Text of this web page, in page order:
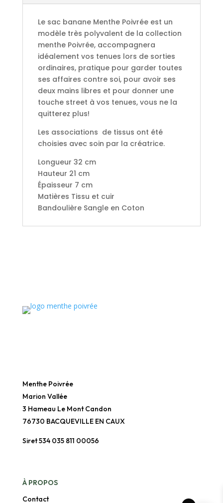
Le sac banane Menthe Poivrée est un
modèle très polyvalent de la collection
menthe Poivrée, accompagnera
idéalement vos tenues lors de sorties
ordinaires, pratique pour garder toutes
ses affaires contre soi, pour avoir ses
deux mains libres et pour donner une
touche street à vos tenues, vous ne la
quitterez plus!
Les associations de tissus ont été
choisies avec soin par la créatrice.
Longueur 32 cm
Hauteur 21 cm
Épaisseur 7 cm
Matières Tissu et cuir
Bandoulière Sangle en Coton
Menthe Poivrée
Marion Vallée
3 Hameau Le Mont Candon
76730 BACQUEVILLE EN CAUX
Siret 534 035 811 00056
À PROPOS
Contact